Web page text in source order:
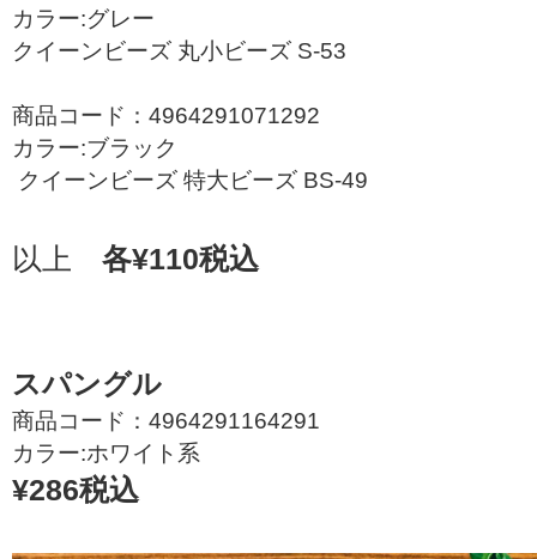
カラー:グレー
クイーンビーズ 丸小ビーズ S-53
商品コード：4964291071292
カラー:ブラック
クイーンビーズ 特大ビーズ BS-49
以上 各¥110税込
スパングル
商品コード：4964291164291
カラー:ホワイト系
¥286税込